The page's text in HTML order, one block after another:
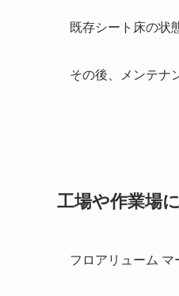
既存シート床の状
その後、メンテナ
工場や作業場
フロアリューム マ